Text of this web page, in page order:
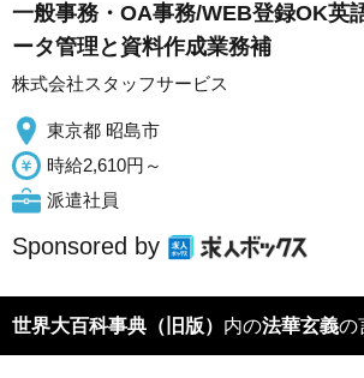
一般事務・OA事務/WEB登録OK英
ータ管理と資料作成業務補
株式会社スタッフサービス
東京都 昭島市
時給2,610円～
派遣社員
Sponsored by
世界大百科事典（旧版） 内の法華玄義の